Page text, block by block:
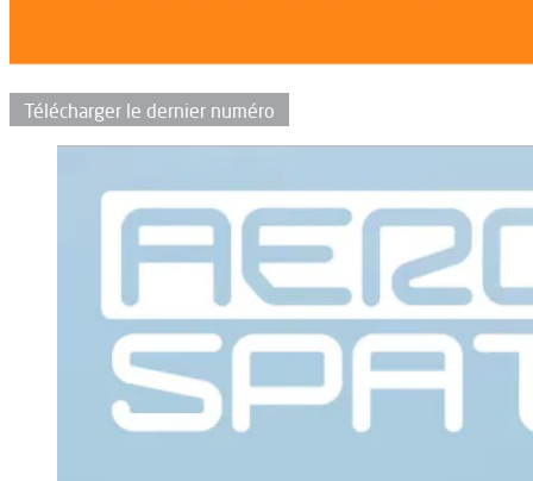
Télécharger le dernier numéro